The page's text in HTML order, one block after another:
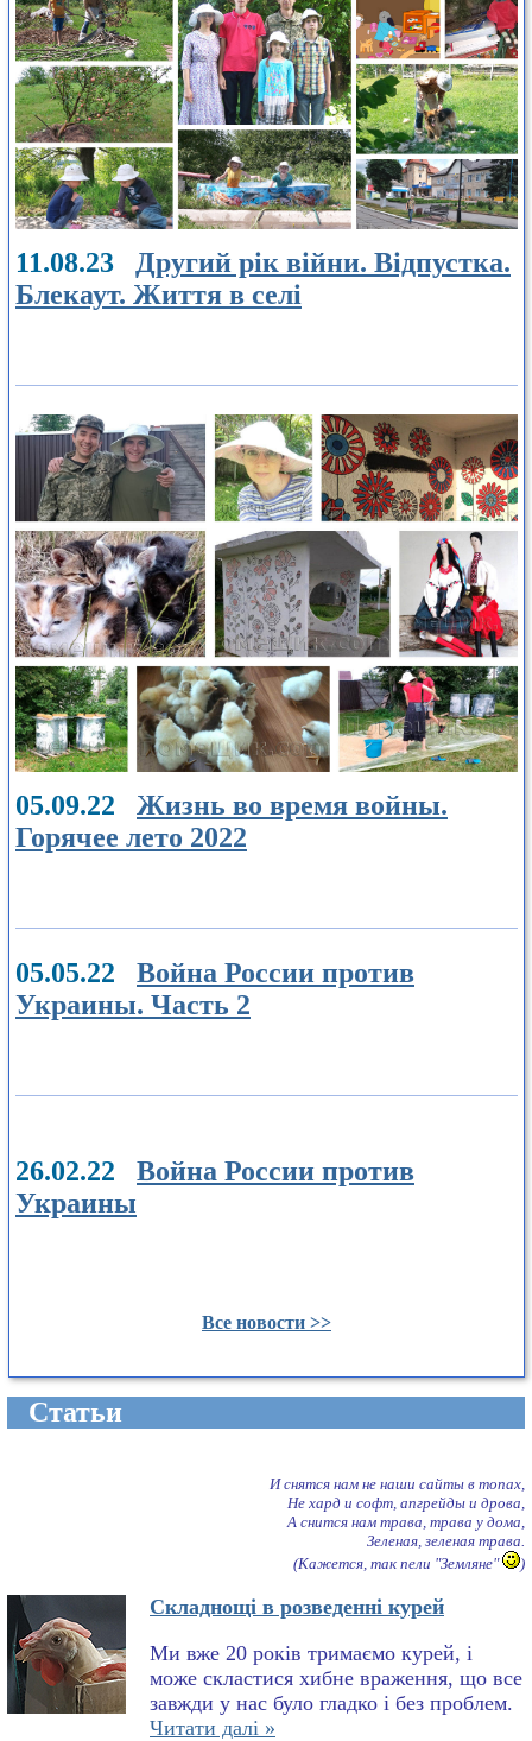
11.08.23 Другий рік війни. Відпустка.
Блекаут. Життя в селі
05.09.22 Жизнь во время войны.
Горячее лето 2022
05.05.22 Война России против
Украины. Часть 2
26.02.22 Война России против
Украины
Все новости >>
Cтатьи
И снятся нам не наши сайты в топах,
Не хард и софт, апгрейды и дрова,
А снится нам трава, трава у дома,
Зеленая, зеленая трава.
(Кажется, так пели "Земляне"
)
Складнощі в розведенні курей
Ми вже 20 років тримаємо курей, і
може скластися хибне враження, що все
завжди у нас було гладко і без проблем.
Читати далі »